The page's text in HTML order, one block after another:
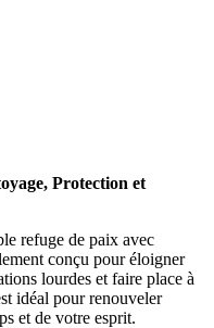
Protection et
refuge de paix avec
conçu pour éloigner
lourdes et faire place à
idéal pour renouveler
et de votre esprit.